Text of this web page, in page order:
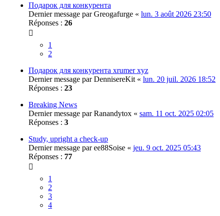
Подарок для конкурента
Dernier message parGreogafurge « lun. 3 août 2026 23:50
Réponses : 26
1
2
Подарок для конкурента xrumer xyz
Dernier message parDennisereKit « lun. 20 juil. 2026 18:52
Réponses : 23
Breaking News
Dernier message parRanandytox « sam. 11 oct. 2025 02:05
Réponses : 3
Study, upright a check-up
Dernier message paree88Soise « jeu. 9 oct. 2025 05:43
Réponses : 77
1
2
3
4